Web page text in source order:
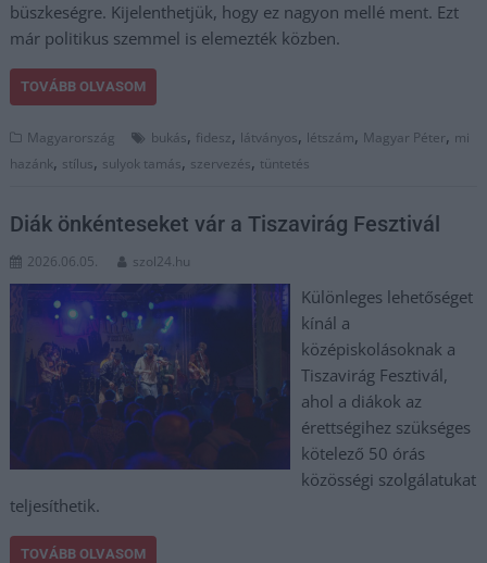
büszkeségre. Kijelenthetjük, hogy ez nagyon mellé ment. Ezt
már politikus szemmel is elemezték közben.
TOVÁBB OLVASOM
Magyarország bukás, fidesz, látványos, létszám, Magyar Péter, mi
hazánk, stílus, sulyok tamás, szervezés, tüntetés
Diák önkénteseket vár a Tiszavirág Fesztivál
2026.06.05. szol24.hu
Különleges lehetőséget
kínál a
középiskolásoknak a
Tiszavirág Fesztivál,
ahol a diákok az
érettségihez szükséges
kötelező 50 órás
közösségi szolgálatukat
teljesíthetik.
TOVÁBB OLVASOM